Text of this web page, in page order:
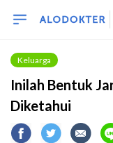
Keluarga
Inilah Bentuk
Diketahui